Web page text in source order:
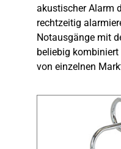
akustischer Alarm
rechtzeitig
Notausgänge mit
beliebig kombiniert
von einzelnen